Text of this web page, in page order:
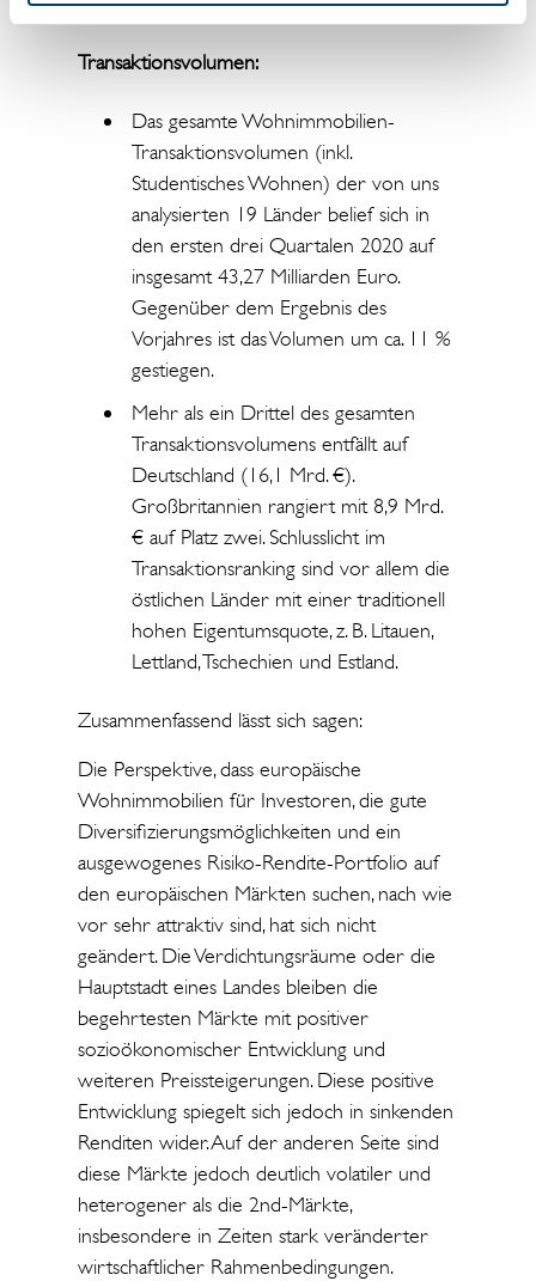
Transaktionsvolumen:
Das gesamte Wohnimmobilien-
Transaktionsvolumen (inkl.
Studentisches Wohnen) der von uns
analysierten 19 Länder belief sich in
den ersten drei Quartalen 2020 auf
insgesamt 43,27 Milliarden Euro.
Gegenüber dem Ergebnis des
Vorjahres ist das Volumen um ca. 11 %
gestiegen.
Mehr als ein Drittel des gesamten
Transaktionsvolumens entfällt auf
Deutschland (16,1 Mrd. €).
Großbritannien rangiert mit 8,9 Mrd.
€ auf Platz zwei. Schlusslicht im
Transaktionsranking sind vor allem die
östlichen Länder mit einer traditionell
hohen Eigentumsquote, z. B. Litauen,
Lettland, Tschechien und Estland.
Zusammenfassend lässt sich sagen:
Die Perspektive, dass europäische
Wohnimmobilien für Investoren, die gute
Diversifizierungsmöglichkeiten und ein
ausgewogenes Risiko-Rendite-Portfolio auf
den europäischen Märkten suchen, nach wie
vor sehr attraktiv sind, hat sich nicht
geändert. Die Verdichtungsräume oder die
Hauptstadt eines Landes bleiben die
begehrtesten Märkte mit positiver
sozioökonomischer Entwicklung und
weiteren Preissteigerungen. Diese positive
Entwicklung spiegelt sich jedoch in sinkenden
Renditen wider. Auf der anderen Seite sind
diese Märkte jedoch deutlich volatiler und
heterogener als die 2nd-Märkte,
insbesondere in Zeiten stark veränderter
wirtschaftlicher Rahmenbedingungen.